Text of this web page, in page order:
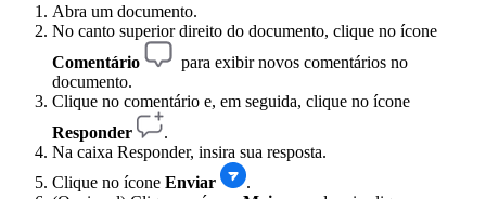
Abra um documento.
No canto superior direito do documento, clique no ícone
Comentário
para exibir novos comentários no
documento.
Clique no comentário e, em seguida, clique no ícone
Responder
.
Na caixa Responder, insira sua resposta.
Clique no ícone Enviar
.